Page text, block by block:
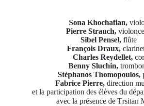
Sona Khochafian,
Pierre Strauch,
Sibel Pensel, flûte
François Draux,
Charles Reydellet, cor
Benny Sluchin,
Stéphanos Thomopoulos,
Fabrice Pierre, direction
et la participation des élèves du
avec la présence de Trsitan